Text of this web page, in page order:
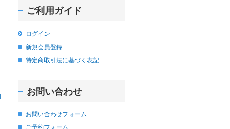
ご利用ガイド
ログイン
新規会員登録
特定商取引法に基づく表記
お問い合わせ
お問い合わせフォーム
ご予約フォーム